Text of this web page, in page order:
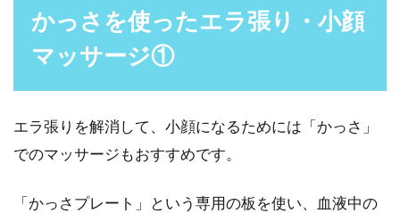
かっさを使ったエラ張り・小顔
マッサージ①
エラ張りを解消して、小顔になるためには「かっさ」
でのマッサージもおすすめです。
「かっさプレート」という専用の板を使い、血液中の